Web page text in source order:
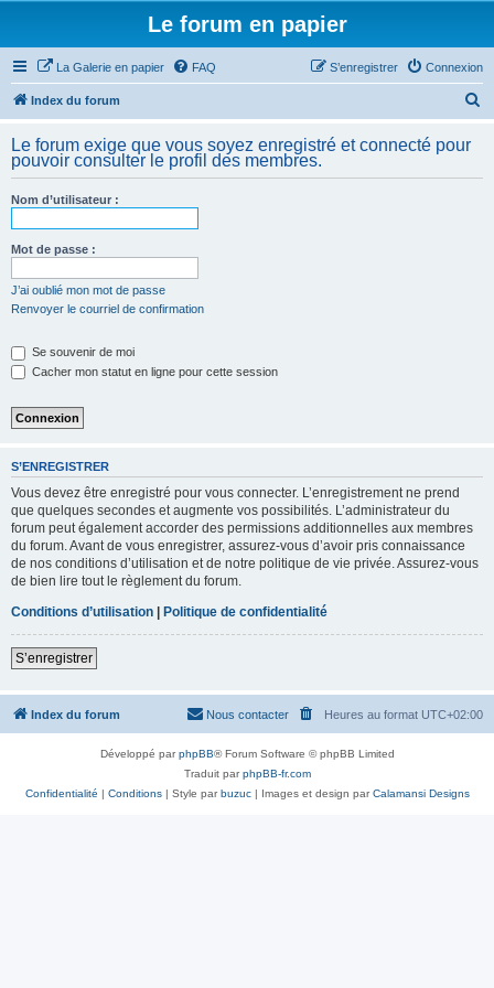
Le forum en papier
La Galerie en papier FAQ Connexion
S’enregistrer
Index du forum
h
Le forum exige que vous soyez enregistré et connecté pour
pouvoir consulter le profil des membres.
Nom d’utilisateur :
Mot de passe :
J’ai oublié mon mot de passe
Renvoyer le courriel de confirmation
Se souvenir de moi
Cacher mon statut en ligne pour cette session
S’ENREGISTRER
Vous devez être enregistré pour vous connecter. L’enregistrement ne prend
que quelques secondes et augmente vos possibilités. L’administrateur du
forum peut également accorder des permissions additionnelles aux membres
du forum. Avant de vous enregistrer, assurez-vous d’avoir pris connaissance
de nos conditions d’utilisation et de notre politique de vie privée. Assurez-vous
de bien lire tout le règlement du forum.
Conditions d’utilisation | Politique de confidentialité
S’enregistrer
Index du forum Heures au format UTC+02:00
Nous contacter
Développé parphpBB® Forum Software © phpBB Limited
Traduit parphpBB-fr.com
Confidentialité | Conditions| Style parbuzuc| Images et design parCalamansi Designs